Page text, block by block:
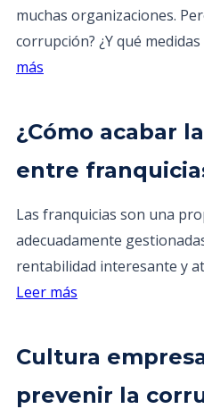
muchas organizaciones.
corrupción? ¿Y qué
más
¿Cómo acabar
entre
Las franquicias son una
adecuadamente
rentabilidad interesante y
Leer más
Cultura
prevenir la